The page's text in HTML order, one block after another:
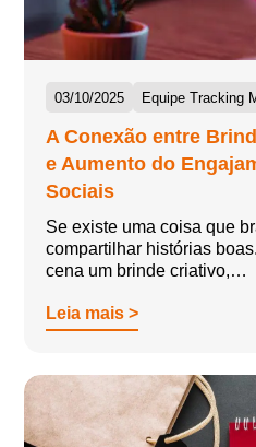
03/10/2025 Equipe Tracking
A Conexão entre
e Aumento do
Sociais
Se existe uma coisa que
compartilhar histórias
cena um brinde criativo,…
Leia mais >